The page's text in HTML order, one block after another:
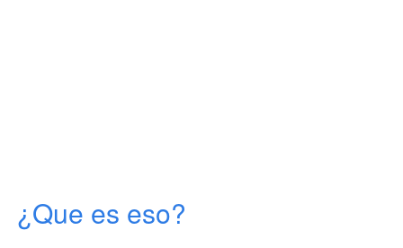
¿Que es eso?